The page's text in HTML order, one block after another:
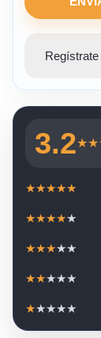
3.2★★
★★★★★
★★★★★
★★★★★
★★★★★
★★★★★